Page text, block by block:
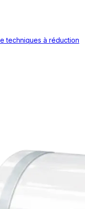
techniques à réduction